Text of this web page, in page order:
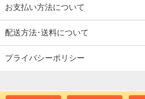
お支払い方法について
配送方法･送料について
プライバシーポリシー